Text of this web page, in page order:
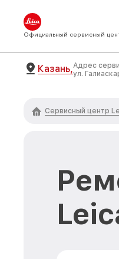
Официальный сервисный
Казань,Адрес
ул.
Сервисный центр